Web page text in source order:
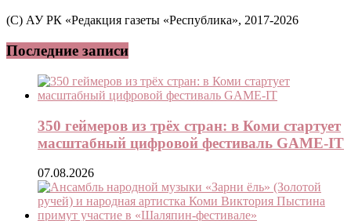
(C) АУ РК «Редакция газеты «Республика», 2017-2026
Последние записи
350 геймеров из трёх стран: в Коми стартует
масштабный цифровой фестиваль GAME-IT
07.08.2026